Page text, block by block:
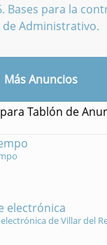
. Bases para la
de Administrativo.
Más Anuncios
electrónica
de Villar del